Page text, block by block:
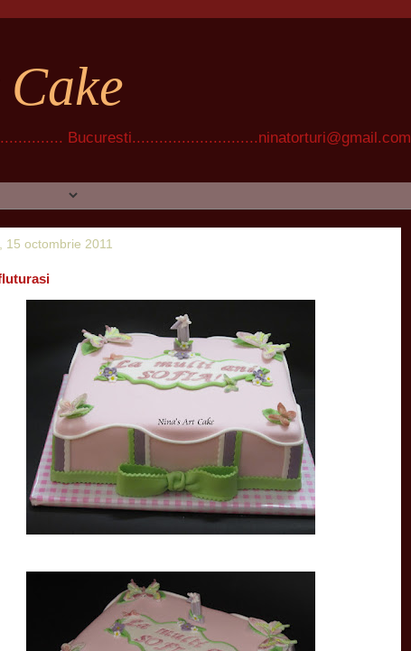
Bucuresti............................ninatorturi@gmail.com
15 octombrie 2011